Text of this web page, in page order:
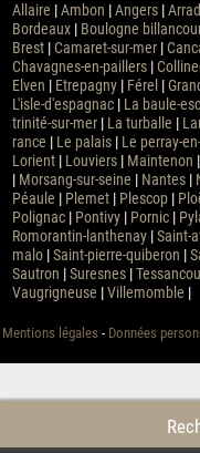
Allaire Ambon Angers|
Bordeaux| Boulogne
Brest| Camaret-sur-mer|
Chavagnes-en-paillers|
Elven
Etrepagny| Férel|
L'isle-d'espagnac| La baule-
trinité-sur-mer| La turballe
rance
Le palais| Le perray-
Lorient| Louviers| Maintenon
Morsang-sur-seine Nantes|
Péaule
Plemet| Plescop|
Polignac| Pontivy| Pornic|
Romorantin-lanthenay| Saint-
malo| Saint-pierre-quiberon
Sautron Suresnes|
Vaugrigneuse Villemomble
Mentions légales - Données